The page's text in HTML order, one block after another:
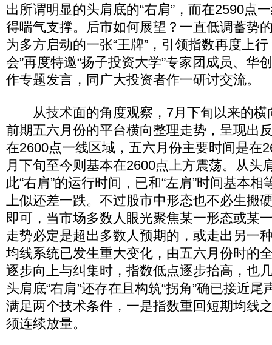
出所谓明显的头肩底的“右肩”，而在2590点
得喘气支撑。后市如何展望？一直低调蓄势
为多方启动的一张“王牌”，引领指数再度上
会”再度特邀“扬子投资大学”专家团成员、华
作专题发言，同广大投资者作一研讨交流。
从技术面的角度观察，7月下旬以来的横
前期五六月份的平台横向整理走势，呈现出
在2600点一线区域，五六月份主要时间是在
月下旬至今则基本在2600点上方震荡。从头
此“右肩”的运行时间，已和“左肩”时间基本
上似还差一跌。不过股市中形态也不必生搬
即可，当市场多数人眼光聚焦某一形态或某
走势必定是超出多数人预期的，或走出另一
均线系统已发生重大变化，由五六月份时的
逐步向上与纠集时，指数低点逐步抬高，也
头肩底“右肩”还存在且构筑“拐角”确已接近
满足两个技术条件，一是指数重回短期均线
须连续放量。